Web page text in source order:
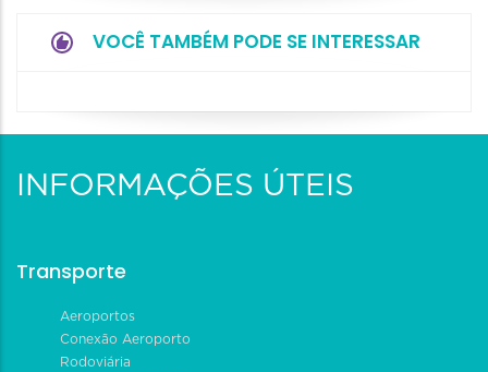
VOCÊ TAMBÉM PODE SE INTERESSAR
INFORMAÇÕES ÚTEIS
Transporte
Aeroportos
Conexão Aeroporto
Rodoviária